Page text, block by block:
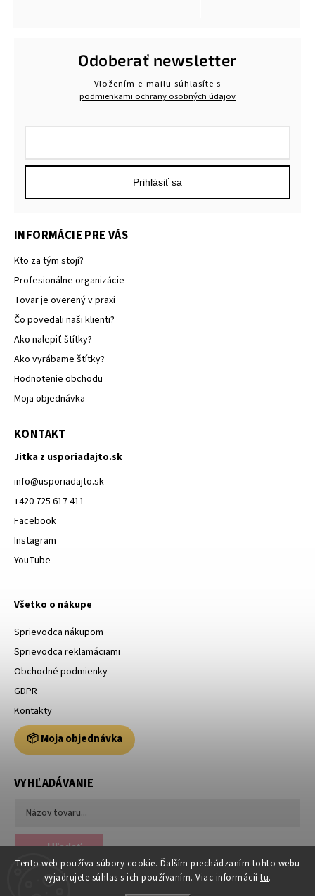
Tento web používa súbory cookie. Ďalším prechádzaním tohto webu
vyjadrujete súhlas s ich používaním. Viac informácií tu.
INFORMÁCIE PRE VÁS
Kto za tým stojí?
Profesionálne organizácie
Tovar je overený v praxi
Čo povedali naši klienti?
Ako nalepiť štítky?
Ako vyrábame štítky?
Hodnotenie obchodu
Moja objednávka
KONTAKT
Jitka z usporiadajto.sk
info@usporiadajto.sk
+420 725 617 411
Facebook
Instagram
YouTube
Všetko o nákupe
Sprievodca nákupom
Sprievodca reklamáciami
Obchodné podmienky
GDPR
Kontakty
📦 Moja objednávka
VYHĽADÁVANIE
Hľadať
Odoberať newsletter
Vložením e-mailu súhlasíte s
podmienkami ochrany osobných údajov
Prihlásiť sa